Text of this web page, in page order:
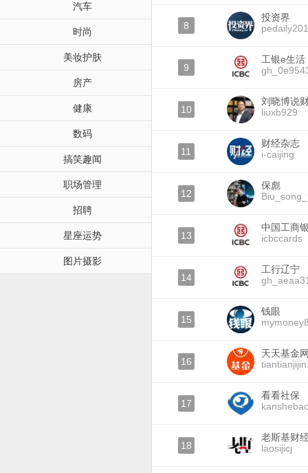
汽车
时尚
美妆护肤
房产
健康
数码
搞笑趣闻
职场管理
招聘
星座运势
图片摄影
8
投资界
9
工银e生活
10
刘晓博说
liuxb929
11
财经杂志
i-caijing
12
保彪
13
中国工商
icbccards
14
工行辽宁
15
钱眼
16
天天基金
17
看看社保
18
老斯基财
laosijicj